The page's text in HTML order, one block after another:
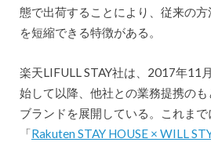
態で出荷することにより、従来の
を短縮できる特徴がある。
楽天LIFULL STAY社は、2017年11
始して以降、他社との業務提携の
ブランドを展開している。これま
「Rakuten STAY HOUSE × WILL